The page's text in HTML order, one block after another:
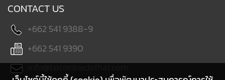
CONTACT US
+662 541 9388-9
+662 541 9390
info@tsicontractsthai.com